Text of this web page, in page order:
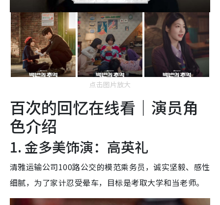
点击图片放大
百次的回忆在线看｜演员角
色介绍
1. 金多美饰演：高英礼
清雅运输公司100路公交的模范乘务员，诚实坚毅、感性
细腻，为了家计忍受晕车，目标是考取大学和当老师。